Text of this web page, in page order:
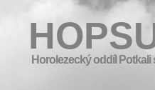
Horolezecký oddíl Potkali